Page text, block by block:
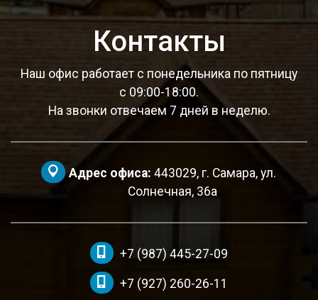
Контакты
Наш офис работает с понедельника по пятницу
c 09:00-18:00.
На звонки отвечаем 7 дней в неделю.
Адрес офиса: 443029, г. Самара, ул.
Солнечная, 36а
+7 (987) 445-27-09
+7 (927) 260-26-11